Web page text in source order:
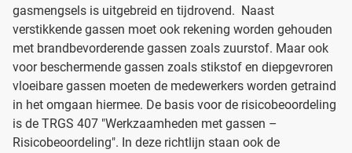
gasmengsels is uitgebreid en tijdrovend. Naast
verstikkende gassen moet ook rekening worden gehouden
met brandbevorderende gassen zoals zuurstof. Maar ook
voor beschermende gassen zoals stikstof en diepgevroren
vloeibare gassen moeten de medewerkers worden getraind
in het omgaan hiermee. De basis voor de risicobeoordeling
is de TRGS 407 "Werkzaamheden met gassen –
Risicobeoordeling". In deze richtlijn staan ook de